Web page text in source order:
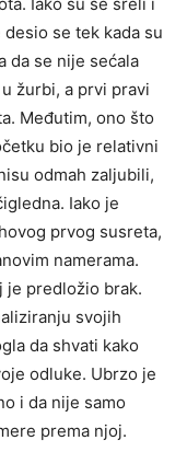
se tek kada su
da se nije sećala
žurbi, a prvi pravi
Međutim, ono što
bio je relativni
odmah zaljubili,
Iako je
prvog susreta,
namerama.
je predložio brak.
svojih
da shvati kako
odluke. Ubrzo je
i da nije samo
prema njoj.